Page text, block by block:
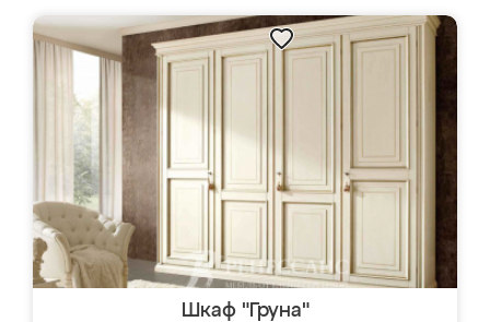
Шкаф "Груна"